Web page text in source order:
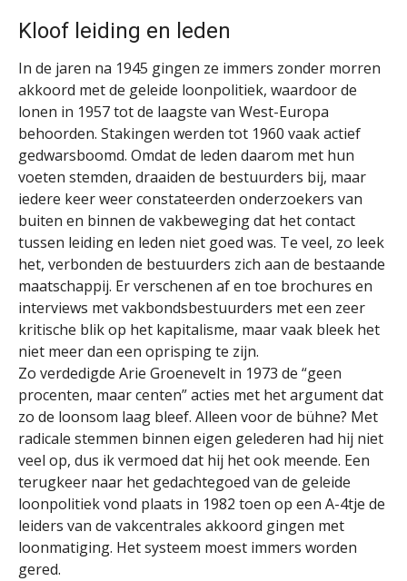
Kloof leiding en leden
In de jaren na 1945 gingen ze immers zonder morren
akkoord met de geleide loonpolitiek, waardoor de
lonen in 1957 tot de laagste van West-Europa
behoorden. Stakingen werden tot 1960 vaak actief
gedwarsboomd. Omdat de leden daarom met hun
voeten stemden, draaiden de bestuurders bij, maar
iedere keer weer constateerden onderzoekers van
buiten en binnen de vakbeweging dat het contact
tussen leiding en leden niet goed was. Te veel, zo leek
het, verbonden de bestuurders zich aan de bestaande
maatschappij. Er verschenen af en toe brochures en
interviews met vakbondsbestuurders met een zeer
kritische blik op het kapitalisme, maar vaak bleek het
niet meer dan een oprisping te zijn.
Zo verdedigde Arie Groenevelt in 1973 de “geen
procenten, maar centen” acties met het argument dat
zo de loonsom laag bleef. Alleen voor de bühne? Met
radicale stemmen binnen eigen gelederen had hij niet
veel op, dus ik vermoed dat hij het ook meende. Een
terugkeer naar het gedachtegoed van de geleide
loonpolitiek vond plaats in 1982 toen op een A-4tje de
leiders van de vakcentrales akkoord gingen met
loonmatiging. Het systeem moest immers worden
gered.